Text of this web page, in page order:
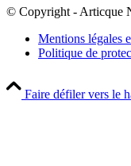
© Copyright - Articque
Mentions légales
Politique de
Faire défiler vers le